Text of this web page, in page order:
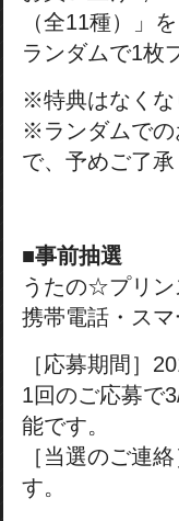
（全11種）」を
ランダムで1枚
※特典はなくな
※ランダムでの
で、予めご了承
■事前抽選
うたの☆プリン
携帯電話・ス
［応募期間］
1回のご応募で
能です。
［当選のご連
す。